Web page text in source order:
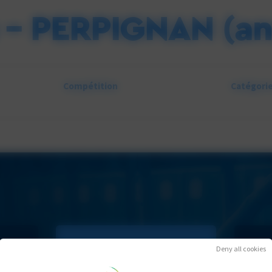
PERPIGNAN
Compétition
Deny all cookies